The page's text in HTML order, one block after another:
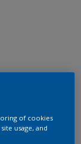
of cookies
usage, and